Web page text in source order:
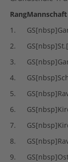
RangMannschaft
1.
2.
3.
4.
5.
6.
7.
8.
9.